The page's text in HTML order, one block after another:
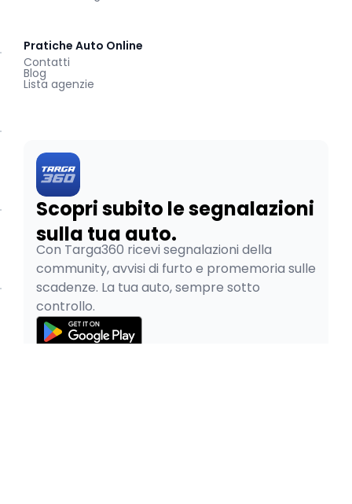
Pratiche Auto Online
Contatti
Blog
Lista agenzie
Scopri subito le segnalazioni
sulla tua auto.
Con Targa360 ricevi segnalazioni della
community, avvisi di furto e promemoria sulle
scadenze. La tua auto, sempre sotto
controllo.